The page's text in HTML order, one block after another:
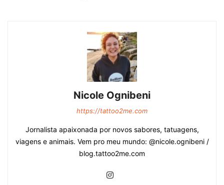
Nicole Ognibeni
https://tattoo2me.com
Jornalista apaixonada por novos sabores, tatuagens,
viagens e animais. Vem pro meu mundo: @nicole.ognibeni /
blog.tattoo2me.com